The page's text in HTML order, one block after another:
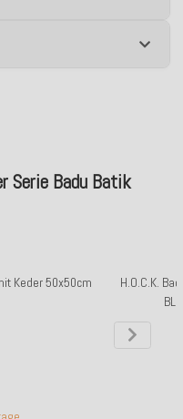
Serie Badu Batik
Keder 50x50cm
H.O.C.K.